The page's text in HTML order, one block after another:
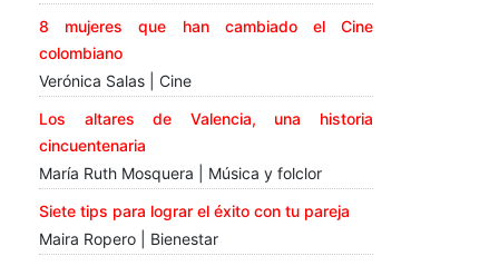
8 mujeres que han cambiado el Cine
colombiano
Verónica Salas | Cine
Los altares de Valencia, una historia
cincuentenaria
María Ruth Mosquera | Música y folclor
Siete tips para lograr el éxito con tu pareja
Maira Ropero | Bienestar